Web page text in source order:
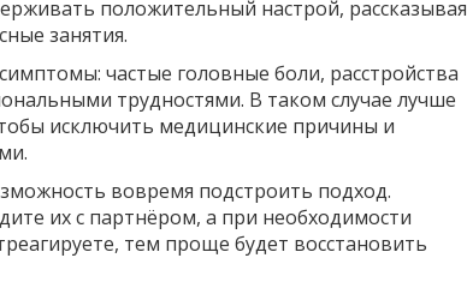
положительный настрой, рассказывая
занятия.
частые головные боли, расстройства
трудностями. В таком случае лучше
исключить медицинские причины и
вовремя подстроить подход.
их с партнёром, а при необходимости
тем проще будет восстановить